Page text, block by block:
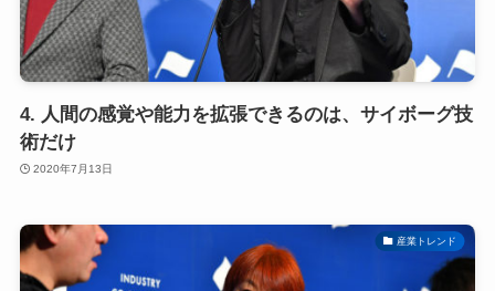
4. 人間の感覚や能力を拡張できるのは、サイボーグ技
術だけ
2020年7月13日
産業トレンド